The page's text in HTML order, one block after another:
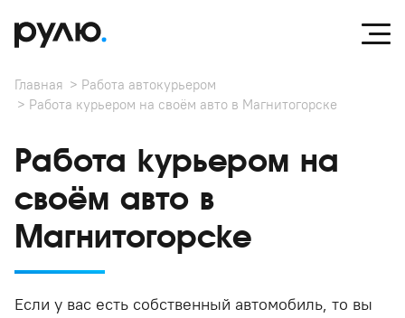
Главная
Работа автокурьером
Работа курьером на своём авто в Магнитогорске
Работа курьером на
своём авто в
Магнитогорске
Если у вас есть собственный автомобиль, то вы